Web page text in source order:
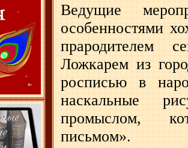
Ведущие
особенностями
прародителем
Ложкарем из
росписью в
наскальные
промыслом,
письмом».